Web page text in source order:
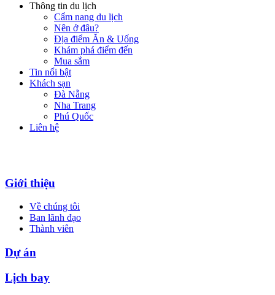
Thông tin du lịch
Cẩm nang du lịch
Nên ở đâu?
Địa điểm Ăn & Uống
Khám phá điểm đến
Mua sắm
Tin nổi bật
Khách sạn
Đà Nẵng
Nha Trang
Phú Quốc
Liên hệ
Giới thiệu
Về chúng tôi
Ban lãnh đạo
Thành viên
Dự án
Lịch bay